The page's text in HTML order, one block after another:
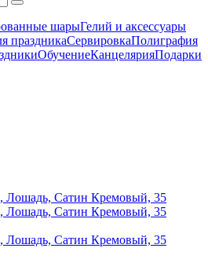
шарыГелий и аксессуары
праздникаСервировкаПолиграфия
ОбучениеКанцелярияПодарки